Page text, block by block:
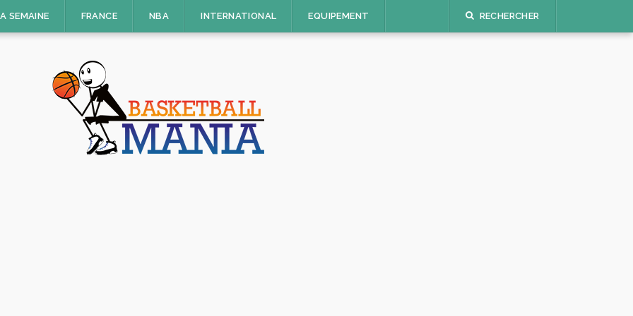
SEMAINE FRANCE NBA INTERNATIONAL EQUIPEMENT RECHERCHER